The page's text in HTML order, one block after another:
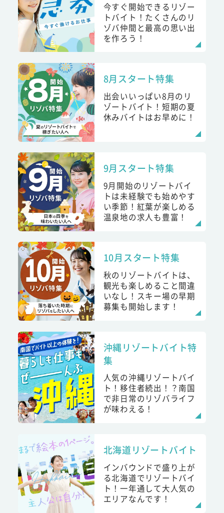
今すぐ開始できるリゾー
トバイト！たくさんのリ
ゾバ仲間と最高の思い出
を作ろう！
8月スタート特集
出会いいっぱい8月のリ
ゾートバイト！短期の夏
休みバイトはお早めに！
9月スタート特集
9月開始のリゾートバイ
トは未経験でも始めやす
い季節！紅葉が楽しめる
温泉地の求人も豊富！
10月スタート特集
秋のリゾートバイトは、
観光も楽しめること間違
いなし！スキー場の早期
募集も開始します！
沖縄リゾートバイト特
集
人気の沖縄リゾートバイ
ト！移住者続出！？南国
で非日常のリゾバライフ
が味わえる！
北海道リゾートバイト
インバウンドで盛り上が
る北海道でリゾートバイ
ト！一年通して大人気の
エリアなんです！